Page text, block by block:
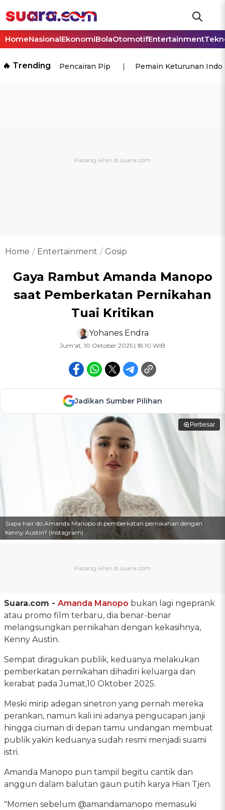
HomeNasionalEkonomiBolaOtomotifEntertainment
🔥 Trending Pencairan Pip Pemain Keturunan
Home Entertainment Gosip
Gaya Rambut Amanda Manopo
saat Pemberkatan Pernikahan
Tuai Kritikan
Yohanes Endra
Jum'at, 10 Oktober 2025 | 18:10 WIB
Jadikan Sumber Pilihan
Perbesar
Siapa hair do Amanda Manopo di pemberkatan pernikahan dengan
Kenny Austin? (Instagram)
Suara.com - Amanda Manopo bukan lagi ngeprank
atau promo film terbaru, dia benar-benar
melangsungkan pernikahan dengan kekasihnya,
Kenny Austin.
Sempat diragukan publik, keduanya melakukan
pemberkatan pernikahan dihadiri keluarga dan
kerabat pada Jumat,10 Oktober 2025.
Meski mirip adegan sinetron yang pernah mereka
perankan, namun kali ini adanya pengucapan janji
hingga ciuman di depan tamu undangan membuat
publik yakin keduanya sudah resmi menjadi suami
istri.
Amanda Manopo pun tampil begitu cantik dan
anggun dalam balutan gaun putih karya Hian Tjen.
"Momen sebelum @amandamanopo memasuki